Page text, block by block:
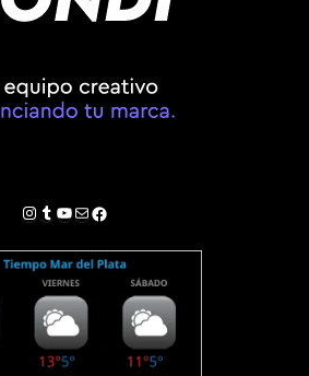
Instagram
Tumblr
YouTube
Correo electrónico
Facebook